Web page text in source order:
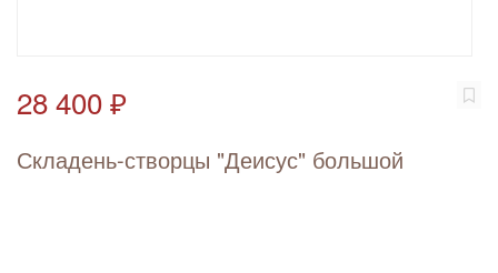
28 400 ₽
Складень-створцы "Деисус" большой